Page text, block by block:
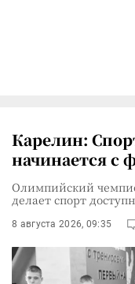
Карелин:
начинается с
Олимпийский
делает спорт
8 августа 2026, 09:35